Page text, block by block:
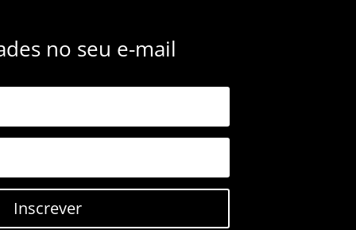
no seu e-mail
Inscrever